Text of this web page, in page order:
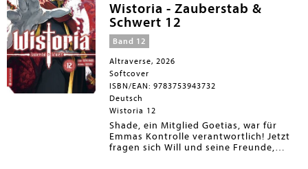
Wistoria - Zauberstab &
Schwert 12
Band 12
Altraverse, 2026
Softcover
ISBN/EAN: 9783753943732
Deutsch
Wistoria 12
Shade, ein Mitglied Goetias, war für
Emmas Kontrolle verantwortlich! Jetzt
fragen sich Will und seine Freunde,